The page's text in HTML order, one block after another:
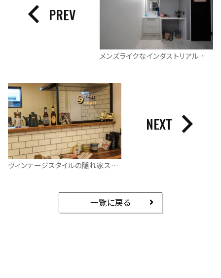
メンズライクなインダストリアルテイストの平屋
PREV
ヴィンテージスタイルの隠れ家スキップフロアがある平屋
NEXT
一覧に戻る